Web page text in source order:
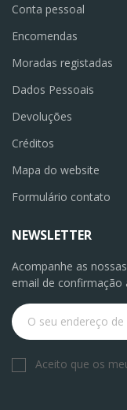
Conta pessoal
Encomendas
Moradas registadas
Dados Pessoais
Devoluções
Créditos
Mapa do website
Formulário contato
NEWSLETTER
Acompanhe as
email de confirmação
Aceito que os